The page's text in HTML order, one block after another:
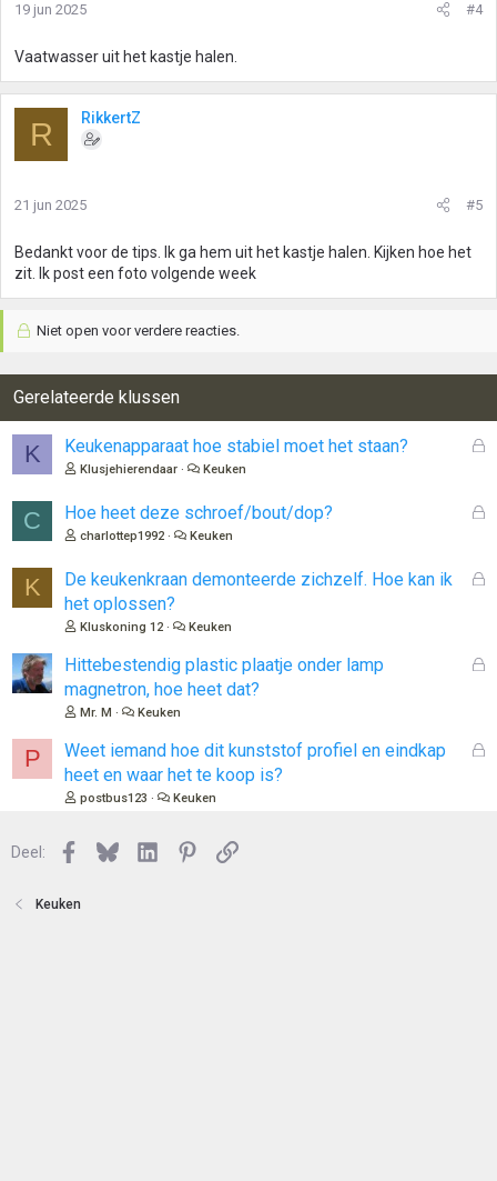
19 jun 2025 #4
Vaatwasser uit het kastje halen.
R RikkertZ
21 jun 2025 #5
Bedankt voor de tips. Ik ga hem uit het kastje halen. Kijken hoe het
zit. Ik post een foto volgende week
Niet open voor verdere reacties.
Gerelateerde klussen
K
G
n
Keukenapparaat hoe stabiel moet het staan?
Klusjehierendaar Keuken
C
G
Hoe heet deze schroef/bout/dop?
charlottep1992 Keuken
K
G
o
De keukenkraan demonteerde zichzelf. Hoe kan ik
het oplossen?
Kluskoning 12 Keuken
G
o
Hittebestendig plastic plaatje onder lamp
magnetron, hoe heet dat?
Mr. M Keuken
P
G
Weet iemand hoe dit kunststof profiel en eindkap
heet en waar het te koop is?
postbus123 Keuken
Deel: Facebook
BlueskyLinkedInPinterest
Link
Keuken